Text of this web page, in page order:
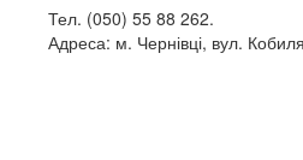
Тел. (050) 55 88 262.
Адреса: м. Чернівці, вул.